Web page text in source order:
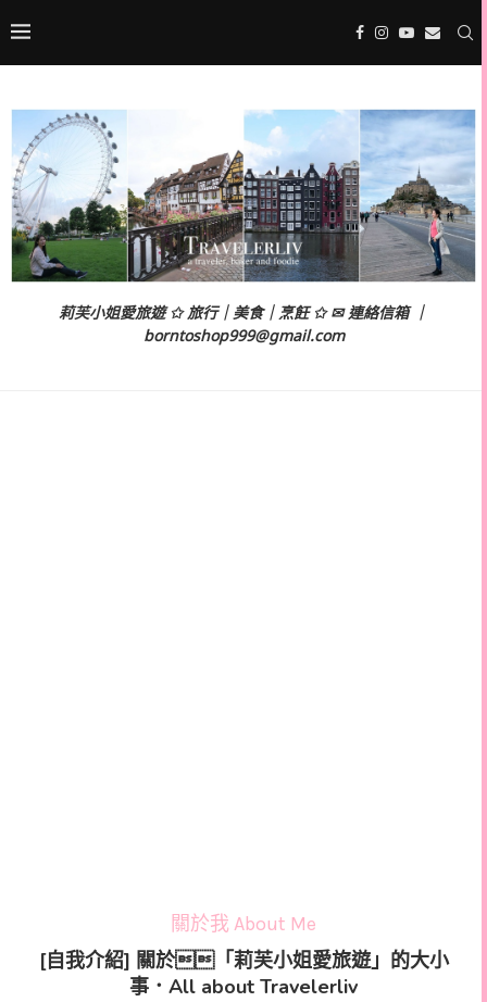
莉芙小姐愛旅遊 ✩ 旅行｜美食｜烹飪 ✩ ✉ 連絡信箱 ｜
borntoshop999@gmail.com
關於我 About Me
[自我介紹] 關於「莉芙小姐愛旅遊」的大小
事．All about Travelerliv